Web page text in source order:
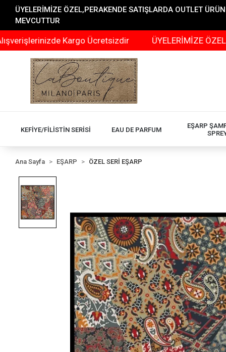
ÜYELERİMİZE ÖZEL,PERAKENDE SATIŞLARDA OUTLET
MEVCUTTUR
Kargo Ücretsizdir ÜYELERİMİZE
KEFİYE/FİLİSTİN SERİSİ EAU DE PARFUM
EŞARP
Ana Sayfa EŞARP ÖZEL SERİ EŞARP